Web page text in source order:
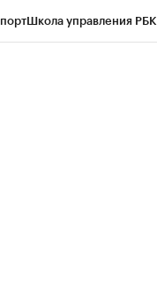
Школа управления РБК